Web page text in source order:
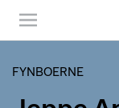
FYNBOERNE